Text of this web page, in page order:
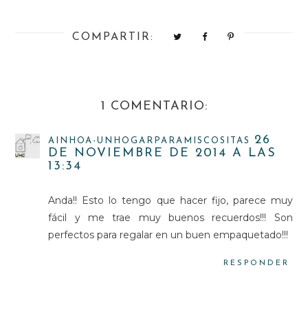
COMPARTIR:
1 COMENTARIO:
AINHOA-UNHOGARPARAMISCOSITAS
26
DE NOVIEMBRE DE 2014 A LAS
13:34
Anda!! Esto lo tengo que hacer fijo, parece muy
fácil y me trae muy buenos recuerdos!!! Son
perfectos para regalar en un buen empaquetado!!!
RESPONDER